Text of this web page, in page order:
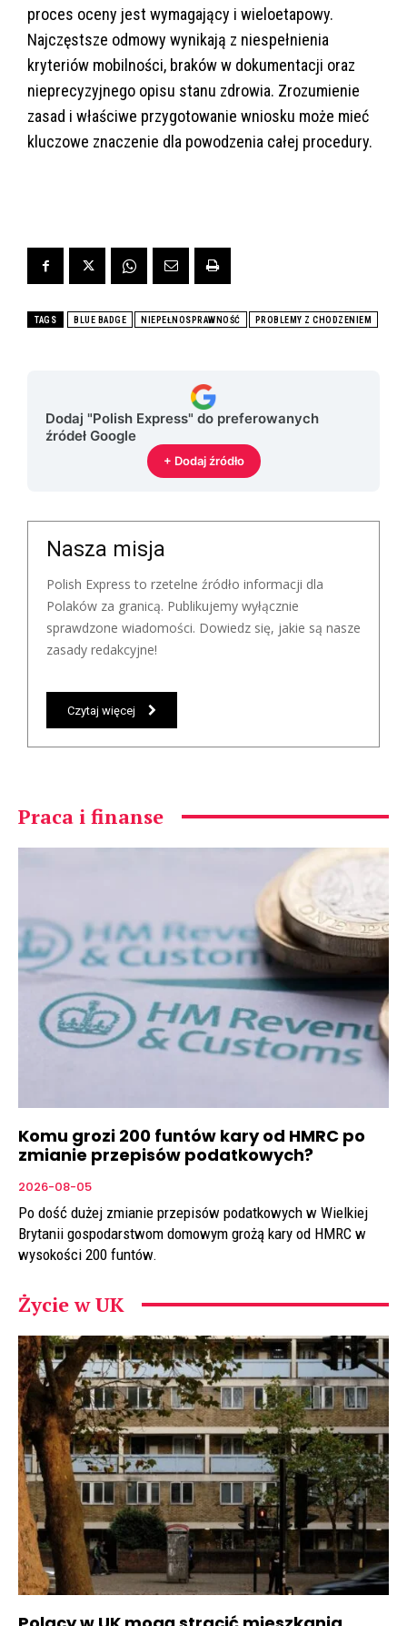
proces oceny jest wymagający i wieloetapowy.
Najczęstsze odmowy wynikają z niespełnienia
kryteriów mobilności, braków w dokumentacji oraz
nieprecyzyjnego opisu stanu zdrowia. Zrozumienie
zasad i właściwe przygotowanie wniosku może mieć
kluczowe znaczenie dla powodzenia całej procedury.
TAGS BLUE BADGE NIEPEŁNOSPRAWNOŚĆ PROBLEMY Z CHODZENIEM
Dodaj "Polish Express" do preferowanych
źródeł Google
+ Dodaj źródło
Nasza misja
Polish Express to rzetelne źródło informacji dla
Polaków za granicą. Publikujemy wyłącznie
sprawdzone wiadomości. Dowiedz się, jakie są nasze
zasady redakcyjne!
Czytaj więcej
Praca i finanse
Komu grozi 200 funtów kary od HMRC po
zmianie przepisów podatkowych?
2026-08-05
Po dość dużej zmianie przepisów podatkowych w Wielkiej
Brytanii gospodarstwom domowym grożą kary od HMRC w
wysokości 200 funtów.
Życie w UK